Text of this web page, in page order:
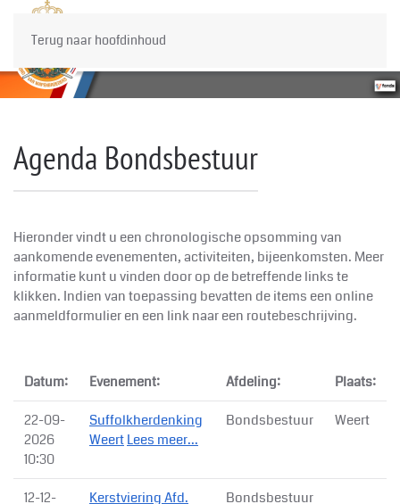
Terug naar hoofdinhoud
Agenda Bondsbestuur
Hieronder vindt u een chronologische opsomming van
aankomende evenementen, activiteiten, bijeenkomsten. Meer
informatie kunt u vinden door op de betreffende links te
klikken. Indien van toepassing bevatten de items een online
aanmeldformulier en een link naar een routebeschrijving.
Datum: Evenement: Afdeling:
Plaats:
22-09-
2026
10:30
Suffolkherdenking
WeertLees meer...
Bondsbestuur Weert
12-12-
Kerstviering Afd.
Bondsbestuur